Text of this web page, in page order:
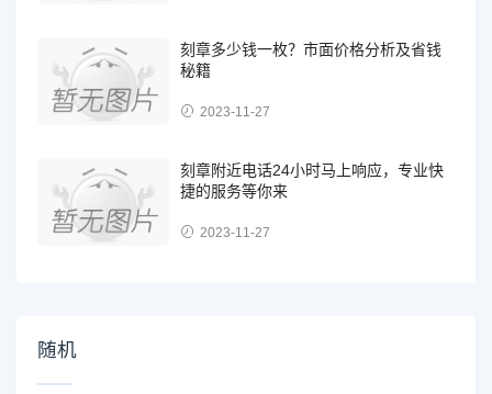
刻章多少钱一枚？市面价格分析及省钱
秘籍
2023-11-27
刻章附近电话24小时马上响应，专业快
捷的服务等你来
2023-11-27
随机